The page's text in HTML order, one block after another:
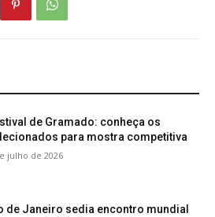
de Gramado: conheça os
para mostra competitiva
julho de 2026
de Janeiro sedia encontro mundial